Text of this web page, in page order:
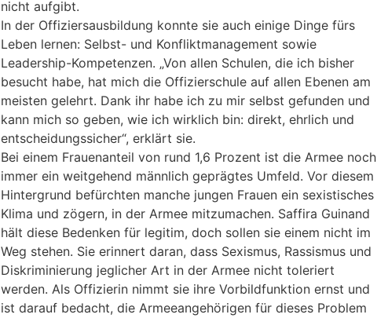
nicht aufgibt.
In der Offiziersausbildung konnte sie auch einige Dinge fürs
Leben lernen: Selbst- und Konfliktmanagement sowie
Leadership-Kompetenzen. „Von allen Schulen, die ich bisher
besucht habe, hat mich die Offizierschule auf allen Ebenen am
meisten gelehrt. Dank ihr habe ich zu mir selbst gefunden und
kann mich so geben, wie ich wirklich bin: direkt, ehrlich und
entscheidungssicher“, erklärt sie.
Bei einem Frauenanteil von rund 1,6 Prozent ist die Armee noch
immer ein weitgehend männlich geprägtes Umfeld. Vor diesem
Hintergrund befürchten manche jungen Frauen ein sexistisches
Klima und zögern, in der Armee mitzumachen. Saffira Guinand
hält diese Bedenken für legitim, doch sollen sie einem nicht im
Weg stehen. Sie erinnert daran, dass Sexismus, Rassismus und
Diskriminierung jeglicher Art in der Armee nicht toleriert
werden. Als Offizierin nimmt sie ihre Vorbildfunktion ernst und
ist darauf bedacht, die Armeeangehörigen für dieses Problem